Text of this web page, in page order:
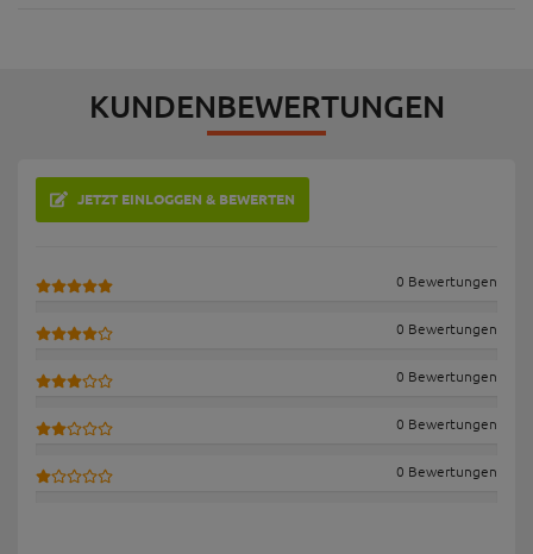
KUNDENBEWERTUNGEN
JETZT EINLOGGEN & BEWERTEN
0 Bewertungen
0 Bewertungen
0 Bewertungen
0 Bewertungen
0 Bewertungen